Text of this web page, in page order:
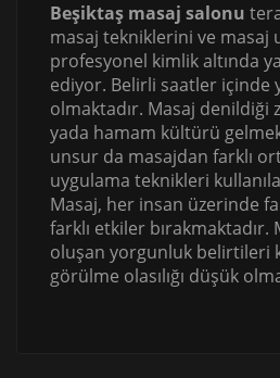
Beşiktaş masaj salonu
masaj tekniklerini ve masaj
profesyonel kimlik altında
ediyor. Belirli saatler içinde
olmaktadır. Masaj denildiği
yada hamam kültürü
unsur da masajdan farklı
uygulama teknikleri
Masaj, her insan üzerinde
farklı etkiler bırakmaktadır.
oluşan yorgunluk belirtileri
görülme olasılığı düşük